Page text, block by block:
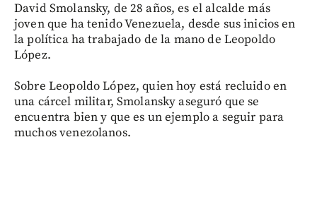
David Smolansky, de 28 años, es el alcalde más
joven que ha tenido Venezuela, desde sus inicios en
la política ha trabajado de la mano de Leopoldo
López.
Sobre Leopoldo López, quien hoy está recluido en
una cárcel militar, Smolansky aseguró que se
encuentra bien y que es un ejemplo a seguir para
muchos venezolanos.